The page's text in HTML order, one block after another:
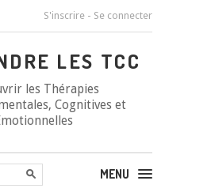
S'inscrire - Se connecter
LES TCC
les Thérapies
Cognitives et
MENU